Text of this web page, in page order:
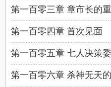
第一百零三章 章市长的
第一百零四章 首次见面
第一百零五章 七人决策
第一百零六章 杀神无天